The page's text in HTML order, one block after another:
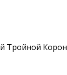
Тройной